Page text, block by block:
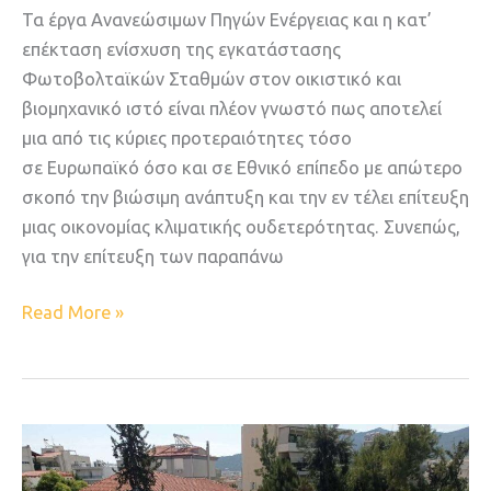
Τα έργα Aνανεώσιμων Πηγών Ενέργειας και η κατ’
επέκταση ενίσχυση της εγκατάστασης
Φωτοβολταϊκών Σταθμών στον οικιστικό και
βιομηχανικό ιστό είναι πλέον γνωστό πως αποτελεί
μια από τις κύριες προτεραιότητες τόσο
σε Ευρωπαϊκό όσο και σε Εθνικό επίπεδο με απώτερο
σκοπό την βιώσιμη ανάπτυξη και την εν τέλει επίτευξη
μιας οικονομίας κλιματικής ουδετερότητας. Συνεπώς,
για την επίτευξη των παραπάνω
Read More »
Υπάρχει
ζωή